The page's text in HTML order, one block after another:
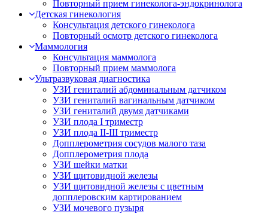
Повторный прием гинеколога-эндокринолога
Детская гинекология
Консультация детского гинеколога
Повторный осмотр детского гинеколога
Маммология
Консультация маммолога
Повторный прием маммолога
Ультразвуковая диагностика
УЗИ гениталий абдоминальным датчиком
УЗИ гениталий вагинальным датчиком
УЗИ гениталий двумя датчиками
УЗИ плода I триместр
УЗИ плода II-III триместр
Допплерометрия сосудов малого таза
Допплерометрия плода
УЗИ шейки матки
УЗИ щитовидной железы
УЗИ щитовидной железы с цветным
допплеровским картированием
УЗИ мочевого пузыря